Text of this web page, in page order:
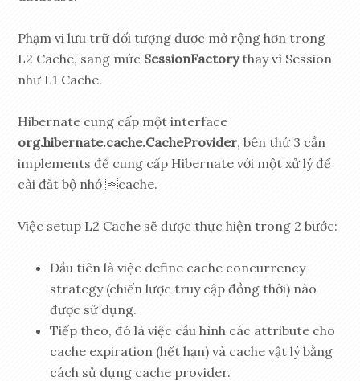
Phạm vi lưu trữ đối tượng được mở rộng hơn trong
L2 Cache, sang mức SessionFactorythay vì Session
như L1 Cache.
Hibernate cung cấp một interface
org.hibernate.cache.CacheProvider, bên thứ 3 cần
implements để cung cấp Hibernate với một xử lý để
cài đăt bộ nhớ cache.
Việc setup L2 Cache sẽ được thực hiện trong 2 bước:
Đầu tiên là việc define cache concurrency
strategy (chiến lược truy cập đồng thời) nào
được sử dụng.
Tiếp theo, đó là việc cầu hình các attribute cho
cache expiration (hết hạn) và cache vật lý bằng
cách sử dụng cache provider.